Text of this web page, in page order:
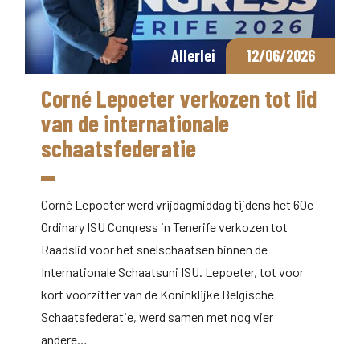
Allerlei 12/06/2026
Corné Lepoeter verkozen tot lid
van de internationale
schaatsfederatie
Corné Lepoeter werd vrijdagmiddag tijdens het 60e
Ordinary ISU Congress in Tenerife verkozen tot
Raadslid voor het snelschaatsen binnen de
Internationale Schaatsuni ISU. Lepoeter, tot voor
kort voorzitter van de Koninklijke Belgische
Schaatsfederatie, werd samen met nog vier
andere…